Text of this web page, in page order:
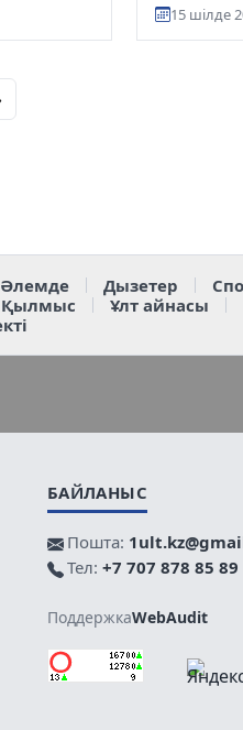
фильмі 3
хабарлайды
Желмая д...
15 шілде
Әлемде Дызетер
Қылмыс Ұлт айнасы
БАЙЛАНЫС
Пошта:
Тел: +7 707 878 85 89
ПоддержкаWebAudit